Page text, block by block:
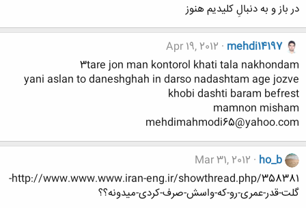
در باز و به دنبالِ کلیدیم هنوز
mehdi14197
Apr 19, 2012
3tare jon man kontorol khati tala nakhondam
yani aslan to daneshghah in darso nadashtam age jozve
khobi dashti baram befrest
mamnon misham
mehdimahmodi65@yahoo.com
ho_b
Mar 31, 2012
http://www.www.www.iran-eng.ir/showthread.php/358381-
گلت-قدر-عمری-رو-که-واسش-صرف-کردی-میدونه؟؟